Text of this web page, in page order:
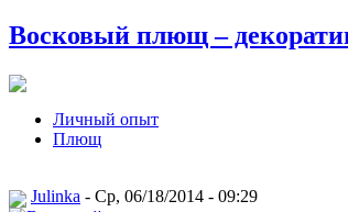
Восковый плющ –
Личный опыт
Плющ
Julinka - Ср, 06/18/2014 - 09:29